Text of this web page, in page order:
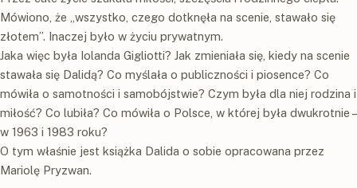
Mówiono, że „wszystko, czego dotknęła na scenie, stawało się
złotem”. Inaczej było w życiu prywatnym.
Jaka więc była Iolanda Gigliotti? Jak zmieniała się, kiedy na scenie
stawała się Dalidą? Co myślała o publiczności i piosence? Co
mówiła o samotności i samobójstwie? Czym była dla niej rodzina i
miłość? Co lubiła? Co mówiła o Polsce, w której była dwukrotnie –
w 1963 i 1983 roku?
O tym właśnie jest książka Dalida o sobie opracowana przez
Mariolę Pryzwan.